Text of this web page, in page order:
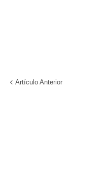
Artículo Anterior